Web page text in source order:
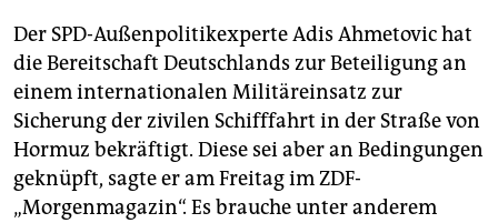
Der SPD-Außenpolitikexperte Adis Ahmetovic hat
die Bereitschaft Deutschlands zur Beteiligung an
einem internationalen Militäreinsatz zur
Sicherung der zivilen Schifffahrt in der Straße von
Hormuz bekräftigt. Diese sei aber an Bedingungen
geknüpft, sagte er am Freitag im ZDF-
„Morgenmagazin“. Es brauche unter anderem